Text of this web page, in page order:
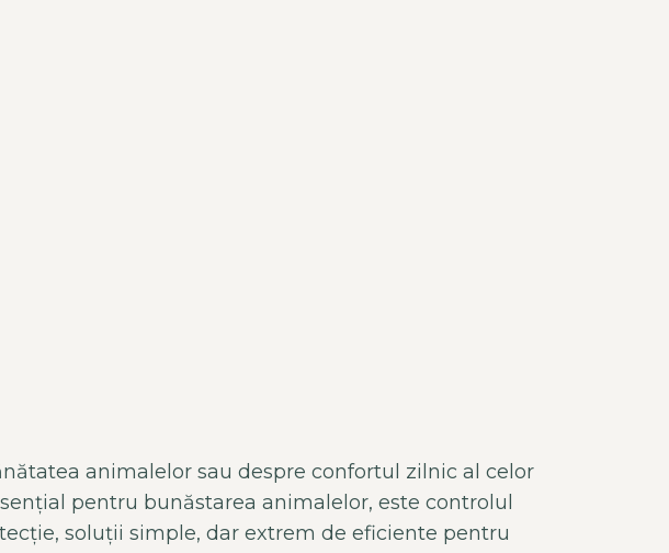
animalelor sau despre confortul zilnic al celor
țial pentru bunăstarea animalelor, este controlul
soluții simple, dar extrem de eficiente pentru